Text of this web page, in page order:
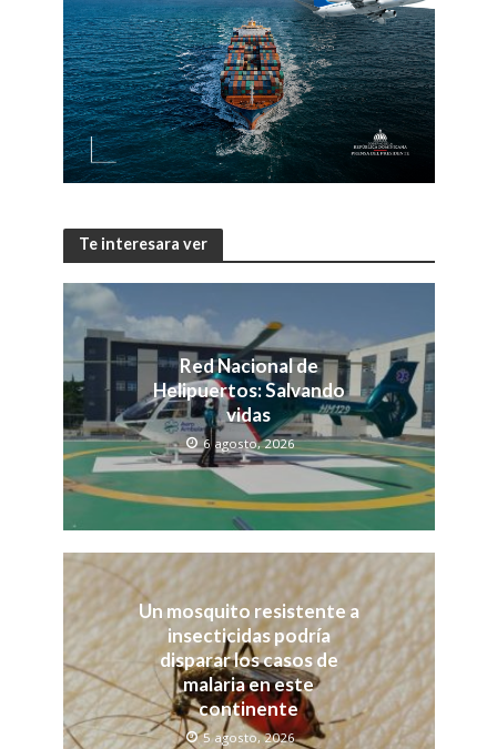
Te interesara ver
Red Nacional de
Helipuertos: Salvando
vidas
6 agosto, 2026
Un mosquito resistente a
insecticidas podría
disparar los casos de
malaria en este
continente
5 agosto, 2026